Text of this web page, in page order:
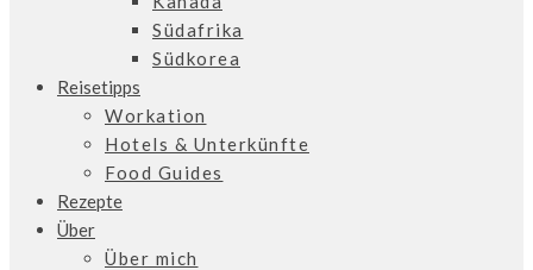
Südafrika
Südkorea
Reisetipps
Workation
Hotels & Unterkünfte
Food Guides
Rezepte
Über
Über mich